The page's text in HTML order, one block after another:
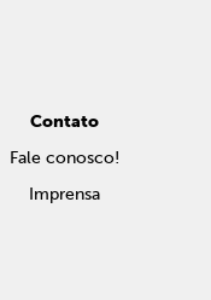
Contato
Fale conosco!
Imprensa